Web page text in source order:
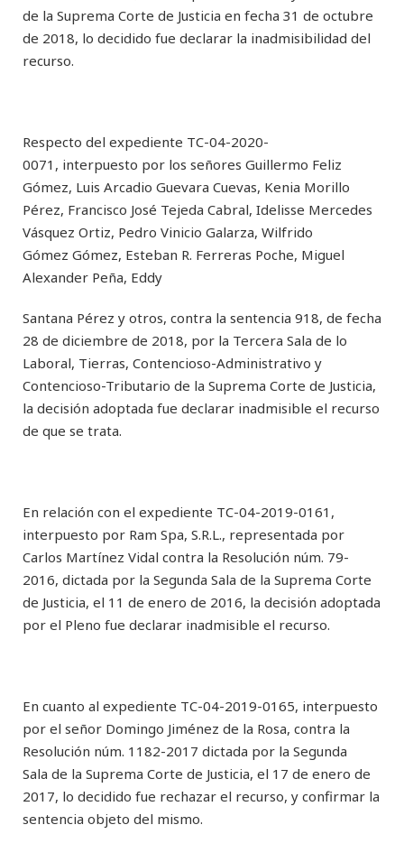
de la Suprema Corte de Justicia en fecha 31 de octubre
de 2018, lo decidido fue declarar la inadmisibilidad del
recurso.
Respecto del expediente TC-04-2020-
0071, interpuesto por los señores Guillermo Feliz
Gómez, Luis Arcadio Guevara Cuevas, Kenia Morillo
Pérez, Francisco José Tejeda Cabral, Idelisse Mercedes
Vásquez Ortiz, Pedro Vinicio Galarza, Wilfrido
Gómez Gómez, Esteban R. Ferreras Poche, Miguel
Alexander Peña, Eddy
Santana Pérez y otros, contra la sentencia 918, de fecha
28 de diciembre de 2018, por la Tercera Sala de lo
Laboral, Tierras, Contencioso-Administrativo y
Contencioso-Tributario de la Suprema Corte de Justicia,
la decisión adoptada fue declarar inadmisible el recurso
de que se trata.
En relación con el expediente TC-04-2019-0161,
interpuesto por Ram Spa, S.R.L., representada por
Carlos Martínez Vidal contra la Resolución núm. 79-
2016, dictada por la Segunda Sala de la Suprema Corte
de Justicia, el 11 de enero de 2016, la decisión adoptada
por el Pleno fue declarar inadmisible el recurso.
En cuanto al expediente TC-04-2019-0165, interpuesto
por el señor Domingo Jiménez de la Rosa, contra la
Resolución núm. 1182-2017 dictada por la Segunda
Sala de la Suprema Corte de Justicia, el 17 de enero de
2017, lo decidido fue rechazar el recurso, y confirmar la
sentencia objeto del mismo.